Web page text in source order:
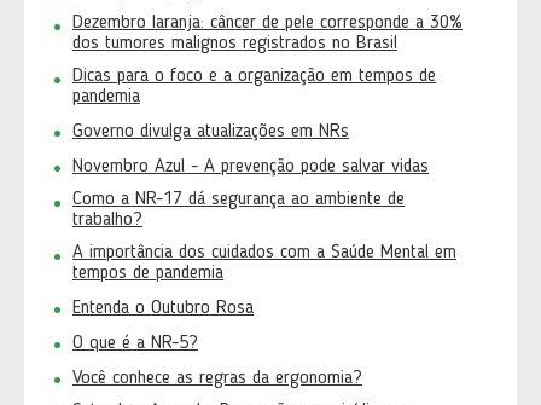
Dezembro laranja: câncer de pele corresponde a 30%
dos tumores malignos registrados no Brasil
Dicas para o foco e a organização em tempos de
pandemia
Governo divulga atualizações em NRs
Novembro Azul - A prevenção pode salvar vidas
Como a NR-17 dá segurança ao ambiente de
trabalho?
A importância dos cuidados com a Saúde Mental em
tempos de pandemia
Entenda o Outubro Rosa
O que é a NR-5?
Você conhece as regras da ergonomia?